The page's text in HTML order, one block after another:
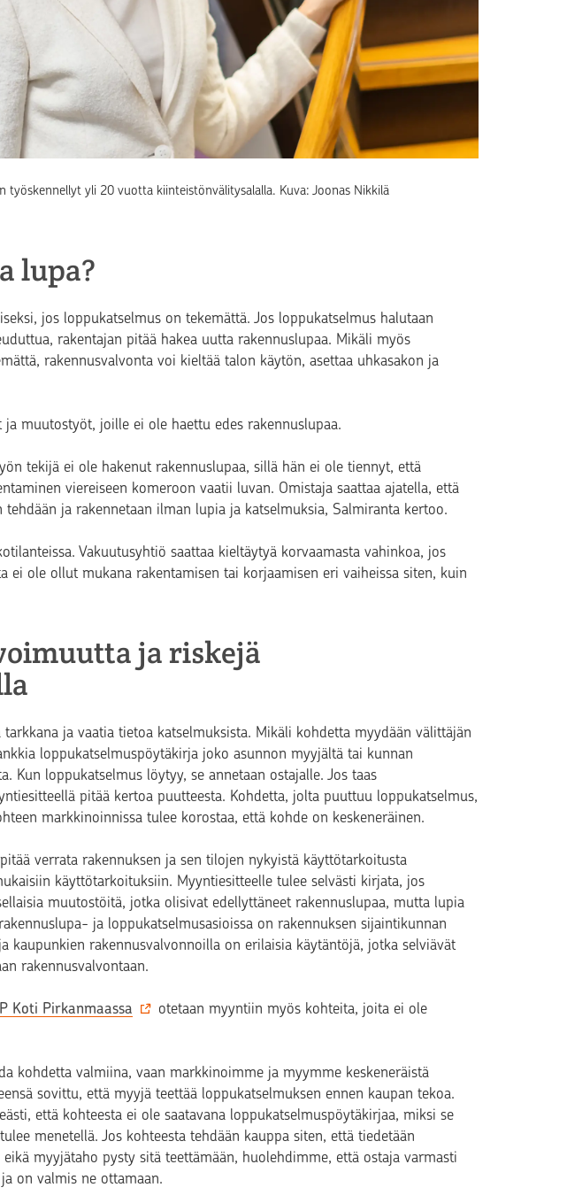
työskennellyt yli 20 vuotta kiinteistönvälitysalalla. Kuva: Joonas Nikkilä
lupa?
, jos loppukatselmus on tekemättä. Jos loppukatselmus halutaan
rakentajan pitää hakea uutta rakennuslupaa. Mikäli myös
rakennusvalvonta voi kieltää talon käytön, asettaa uhkasakon ja
muutostyöt, joille ei ole haettu edes rakennuslupaa.
tekijä ei ole hakenut rakennuslupaa, sillä hän ei ole tiennyt, että
viereiseen komeroon vaatii luvan. Omistaja saattaa ajatella, että
tehdään ja rakennetaan ilman lupia ja katselmuksia, Salmiranta kertoo.
Vakuutusyhtiö saattaa kieltäytyä korvaamasta vahinkoa, jos
ei ole ollut mukana rakentamisen tai korjaamisen eri vaiheissa siten, kuin
ja riskejä
ja vaatia tietoa katselmuksista. Mikäli kohdetta myydään välittäjän
loppukatselmuspöytäkirja joko asunnon myyjältä tai kunnan
Kun loppukatselmus löytyy, se annetaan ostajalle. Jos taas
pitää kertoa puutteesta. Kohdetta, jolta puuttuu loppukatselmus,
markkinoinnissa tulee korostaa, että kohde on keskeneräinen.
verrata rakennuksen ja sen tilojen nykyistä käyttötarkoitusta
käyttötarkoituksiin. Myyntiesitteelle tulee selvästi kirjata, jos
muutostöitä, jotka olisivat edellyttäneet rakennuslupaa, mutta lupia
ja loppukatselmusasioissa on rakennuksen sijaintikunnan
kaupunkien rakennusvalvonnoilla on erilaisia käytäntöjä, jotka selviävät
rakennusvalvontaan.
Koti Pirkanmaassa
otetaan myyntiin myös kohteita, joita ei ole
kohdetta valmiina, vaan markkinoimme ja myymme keskeneräistä
sovittu, että myyjä teettää loppukatselmuksen ennen kaupan tekoa.
että kohteesta ei ole saatavana loppukatselmuspöytäkirjaa, miksi se
menetellä. Jos kohteesta tehdään kauppa siten, että tiedetään
myyjätaho pysty sitä teettämään, huolehdimme, että ostaja varmasti
on valmis ne ottamaan.